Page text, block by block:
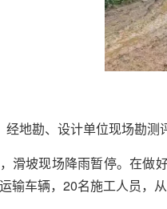
经地勘、设计单位现场勘测
滑坡现场降雨暂停。在做
输车辆，20名施工人员，